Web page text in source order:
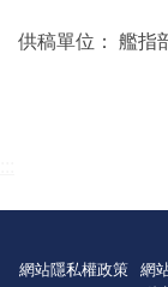
供稿單位： 艦指
網站隱私權政策 網